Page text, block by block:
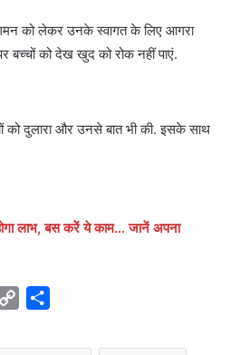
को लेकर उनके स्वागत के लिए आगरा
पर बच्चों को देख खुद को रोक नहीं पाएं.
को दुलारा और उनसे बात भी की. इसके साथ
लाभ, बस करें ये काम… जानें अपना
p
a